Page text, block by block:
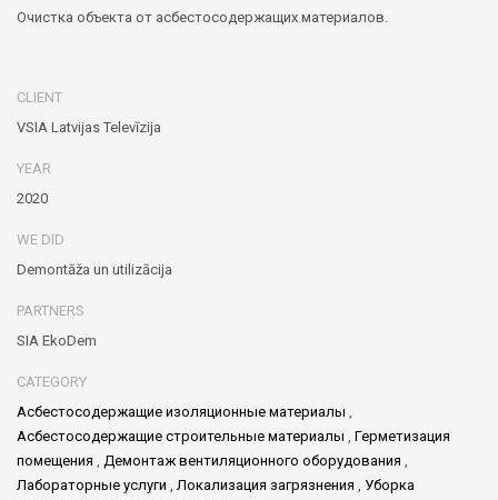
Очистка объекта от асбестосодержащих материалов.
CLIENT
VSIA Latvijas Televīzija
YEAR
2020
WE DID
Demontāža un utilizācija
PARTNERS
SIA EkoDem
CATEGORY
Асбестосодержащие изоляционные материалы ,
Асбестосодержащие строительные материалы , Герметизация
помещения , Демонтаж вентиляционного оборудования ,
Лабораторные услуги ,Локализация загрязнения , Уборка